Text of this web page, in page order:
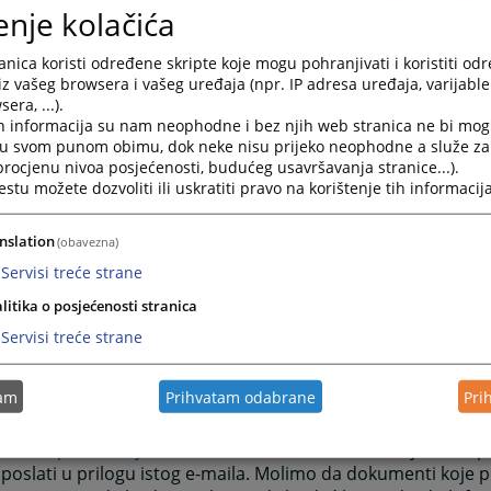
pošaljete pritužbu preporučujemo da se detaljno
pritužbe. Više informacija možete pronaći na
Vas, ukoliko je moguće, da uključite što više informacija.
uložene pritužbe.
ispravno popunjenog formulara za ulaganje pritužbe
treba sadržavati sve važne informacije, uključujući
čitkim kopijama pisama, ugovora, sudskih odluka ili
na Vašu tvrdnju/tvrdnje potrebno je da ih priložite
odlučite da pošaljete dokumente poštom, molimo da ne
dokumente Uredu, jer Vam ne možemo vratiti
samo kopije dokumenata, koje ne moraju biti
ukoliko originalni dokumenti budu potrebni. Molimo
i sve dodatne informacije ili kopije dokumenata do
doći u posjed, a od značaja su za Vašu pritužbu.
možete poslati koristeći formular u prilogu, na e-
. Sve dodatne dokumente koje želite
u prilogu istog e-maila. Molimo da dokumenti koje
kolačića
koristi određene skripte koje mogu pohranjivati i koristiti
vašeg browsera i vašeg uređaja (npr. IP adresa uređaja,
...).
informacija su nam neophodne i bez njih web stranica ne bi
svom punom obimu, dok neke nisu prijeko neophodne a služe
nivoa posjećenosti, budućeg usavršavanja stranice...).
možete dozvoliti ili uskratiti pravo na korištenje tih
(obavezna)
Servisi treće strane
o posjećenosti stranica
Servisi treće strane
Prihvatam odabrane